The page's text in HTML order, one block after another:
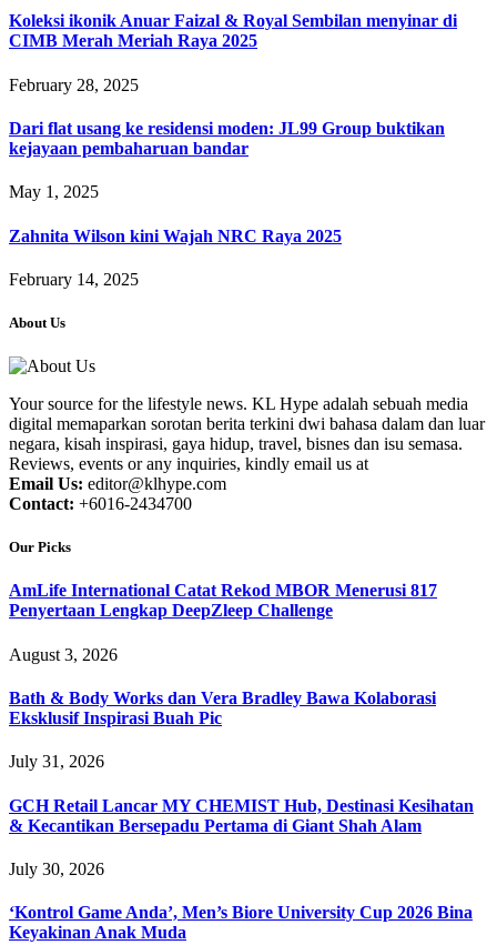
Koleksi ikonik Anuar Faizal & Royal Sembilan menyinar di
CIMB Merah Meriah Raya 2025
February 28, 2025
Dari flat usang ke residensi moden: JL99 Group buktikan
kejayaan pembaharuan bandar
May 1, 2025
Zahnita Wilson kini Wajah NRC Raya 2025
February 14, 2025
About Us
Your source for the lifestyle news. KL Hype adalah sebuah media
digital memaparkan sorotan berita terkini dwi bahasa dalam dan luar
negara, kisah inspirasi, gaya hidup, travel, bisnes dan isu semasa.
Reviews, events or any inquiries, kindly email us at
Email Us: editor@klhype.com
Contact: +6016-2434700
Our Picks
AmLife International Catat Rekod MBOR Menerusi 817
Penyertaan Lengkap DeepZleep Challenge
August 3, 2026
Bath & Body Works dan Vera Bradley Bawa Kolaborasi
Eksklusif Inspirasi Buah Pic
July 31, 2026
GCH Retail Lancar MY CHEMIST Hub, Destinasi Kesihatan
& Kecantikan Bersepadu Pertama di Giant Shah Alam
July 30, 2026
‘Kontrol Game Anda’, Men’s Biore University Cup 2026 Bina
Keyakinan Anak Muda